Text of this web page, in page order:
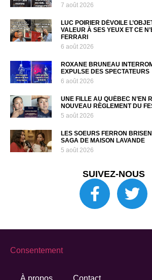
7 août 2026
LUC POIRIER DÉVOILE
VALEUR À SES YEUX ET CE
FERRARI
6 août 2026
ROXANE BRUNEAU
EXPULSE DES SPECTATEURS
6 août 2026
UNE FILLE AU QUÉBEC N’EN
NOUVEAU RÈGLEMENT DU
5 août 2026
LES SOEURS FERRON
SAGA DE MAISON LAVANDE
5 août 2026
SUIVEZ-NOUS
Consentement